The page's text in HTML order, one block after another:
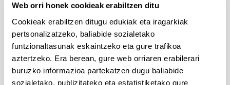
Web orri honek cookieak erabiltzen ditu
Cookieak erabiltzen ditugu edukiak eta iragarkiak
pertsonalizatzeko, baliabide sozialetako
funtzionaltasunak eskaintzeko eta gure trafikoa
aztertzeko. Era berean, gure web orriaren erabilerari
buruzko informazioa partekatzen dugu baliabide
sozialetako, publizitateko eta estatistiketako gure